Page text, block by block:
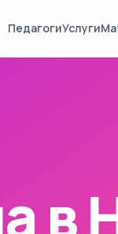
ПедагогиУслуги
в